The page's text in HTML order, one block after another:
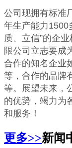
公司现拥有标准
年生产能力1500
质、立信”的企
限公司立志要成
合作的知名企业
等，合作的品牌
等。展望未来，
的优势，竭力为
和服务！
更多>>新闻